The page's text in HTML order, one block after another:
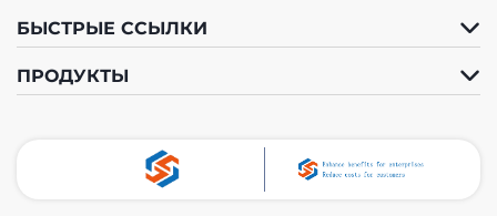
БЫСТРЫЕ ССЫЛКИ
ПРОДУКТЫ